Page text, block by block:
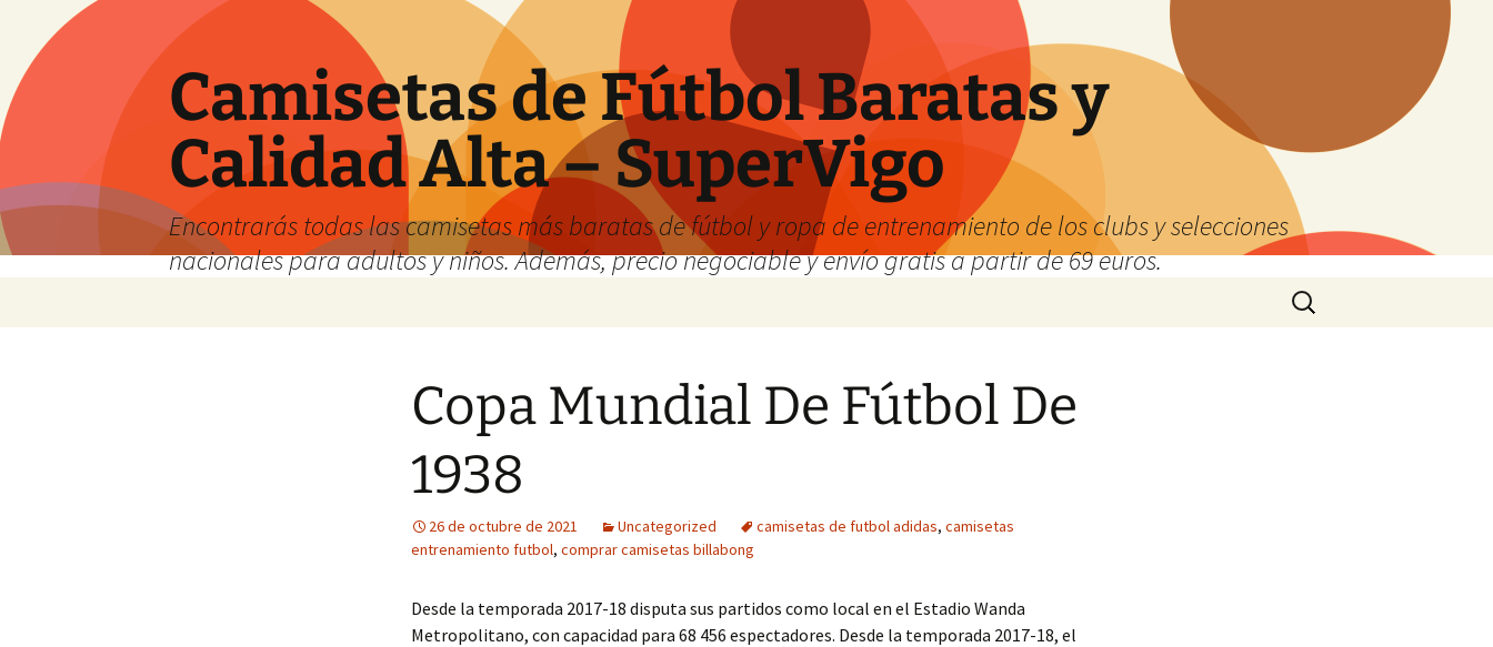
Camisetas de Fútbol Baratas y
Calidad Alta – SuperVigo
Encontrarás todas las camisetas más baratas de fútbol y ropa de entrenamiento de los clubs y selecciones
nacionales para adultos y niños. Además, precio negociable y envío gratis a partir de 69 euros.
Buscar:
Copa Mundial De Fútbol De
1938
26 de octubre de 2021 Uncategorized camisetas de futbol adidas, camisetas
entrenamiento futbol, comprar camisetas billabong
Desde la temporada 2017-18 disputa sus partidos como local en el Estadio Wanda
Metropolitano, con capacidad para 68 456 espectadores. Desde la temporada 2017-18, el